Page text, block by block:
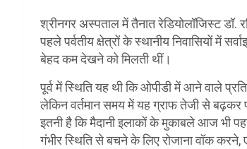
श्रीनगर अस्पताल में तैनात रेडियोलॉजिस्ट डॉ.
पहले पर्वतीय क्षेत्रों के स्थानीय निवासियों में
बेहद कम देखने को मिलती थीं।
पूर्व में स्थिति यह थी कि ओपीडी में आने वाले
लेकिन वर्तमान समय में यह ग्राफ तेजी से बढ़कर
इतनी है कि मैदानी इलाकों के मुकाबले आज भी
गंभीर स्थिति से बचने के लिए रोजाना वॉक